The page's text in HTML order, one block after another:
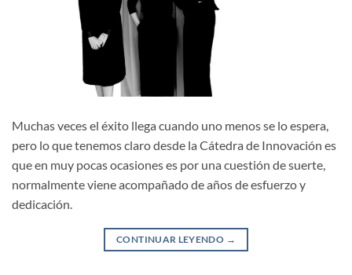
Muchas veces el éxito llega cuando uno menos se lo espera,
pero lo que tenemos claro desde la Cátedra de Innovación es
que en muy pocas ocasiones es por una cuestión de suerte,
normalmente viene acompañado de años de esfuerzo y
dedicación.
CONTINUAR LEYENDO →